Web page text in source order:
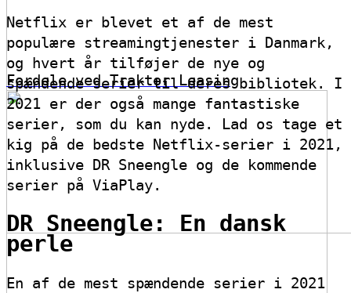
Fordele ved Traktor Leasing
Netflix er blevet et af de mest
populære streamingtjenester i Danmark,
og hvert år tilføjer de nye og
spændende serier til deres bibliotek. I
2021 er der også mange fantastiske
serier, som du kan nyde. Lad os tage et
kig på de bedste Netflix-serier i 2021,
inklusive DR Sneengle og de kommende
serier på ViaPlay.
DR Sneengle: En dansk
perle
En af de mest spændende serier i 2021